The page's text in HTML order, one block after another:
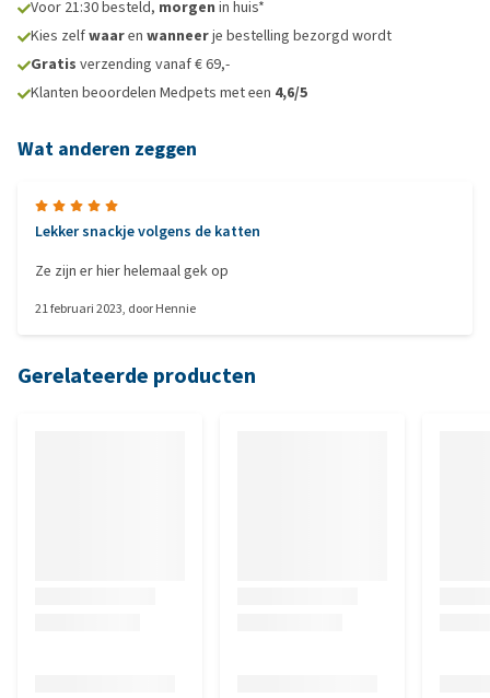
Voor 21:30 besteld, morgen in huis*
Kies zelfwaaren wanneerje bestelling bezorgd wordt
Gratis verzending vanaf € 69,-
Klanten beoordelen Medpets met een 4,6/5
Wat anderen zeggen
Lekker snackje volgens de katten
Ze zijn er hier helemaal gek op
21 februari 2023, doorHennie
Gerelateerde producten